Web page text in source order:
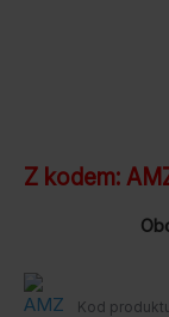
Z kodem:
Kod